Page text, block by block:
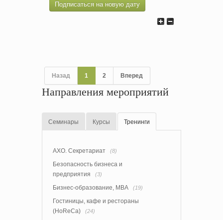
Подписаться на новую дату
Назад 1 2 Вперед
Направления мероприятий
Семинары Курсы Тренинги
АХО. Секретариат (8)
Безопасность бизнеса и
предприятия
(3)
Бизнес-образование, MBA (19)
Гостиницы, кафе и рестораны
(HoReCa)
(24)